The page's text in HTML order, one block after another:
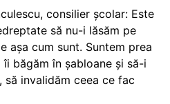
consilier școlar: Este
să nu-i lăsăm pe
așa cum sunt. Suntem prea
băgăm în șabloane și să-i
să invalidăm ceea ce fac